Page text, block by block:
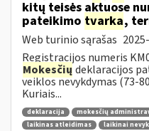
kitų teisės aktuose
pateikimo tvarka,
Web turinio sąrašas
Registracijos numeris
Mokesčių deklaracijos
veiklos nevykdymas (73-
Kuriais...
deklaracija mokesčių
laikinas atleidimas
laikinai